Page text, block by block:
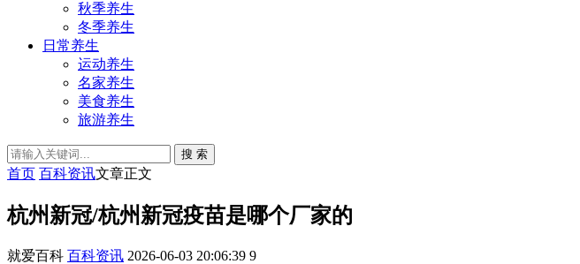
秋季养生
冬季养生
日常养生
运动养生
名家养生
美食养生
旅游养生
搜 索
首页 百科资讯文章正文
杭州新冠/杭州新冠疫苗是哪个厂家的
就爱百科 百科资讯 2026-06-03 20:06:39 9